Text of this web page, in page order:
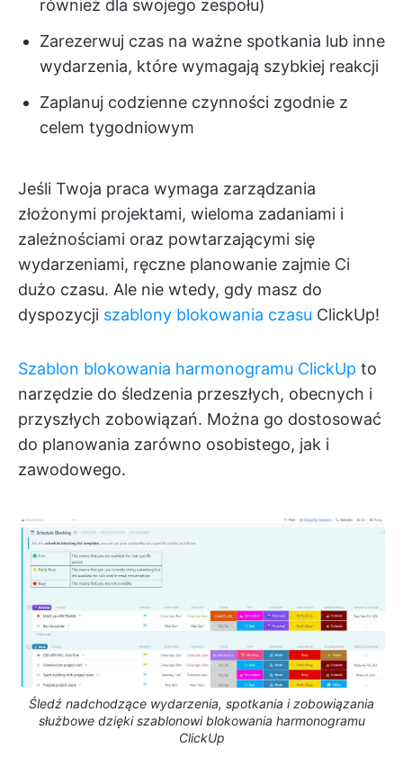
również dla swojego zespołu)
Zarezerwuj czas na ważne spotkania lub inne
wydarzenia, które wymagają szybkiej reakcji
Zaplanuj codzienne czynności zgodnie z
celem tygodniowym
Jeśli Twoja praca wymaga zarządzania
złożonymi projektami, wieloma zadaniami i
zależnościami oraz powtarzającymi się
wydarzeniami, ręczne planowanie zajmie Ci
dużo czasu. Ale nie wtedy, gdy masz do
dyspozycji szablony blokowania czasu ClickUp!
Szablon blokowania harmonogramu ClickUp to
narzędzie do śledzenia przeszłych, obecnych i
przyszłych zobowiązań. Można go dostosować
do planowania zarówno osobistego, jak i
zawodowego.
Śledź nadchodzące wydarzenia, spotkania i zobowiązania
służbowe dzięki szablonowi blokowania harmonogramu
ClickUp